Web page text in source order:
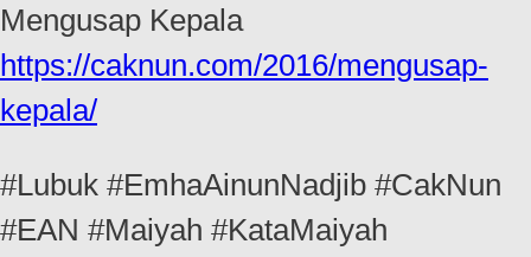
Mengusap Kepala
https://caknun.com/2016/mengusap-
kepala/
#Lubuk #EmhaAinunNadjib #CakNun
#EAN #Maiyah #KataMaiyah